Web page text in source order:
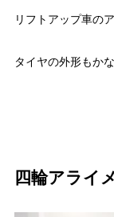
リフトアップ車の
タイヤの外形もか
四輪アライ